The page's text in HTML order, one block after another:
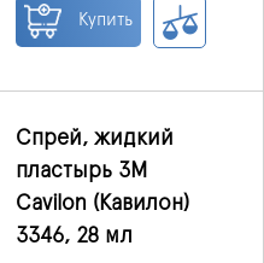
перевязочный
биоматериал III
защиту ран различного
происхождения.
Купить
Спрей, жидкий
пластырь 3M
Cavilon (Кавилон)
3346, 28 мл